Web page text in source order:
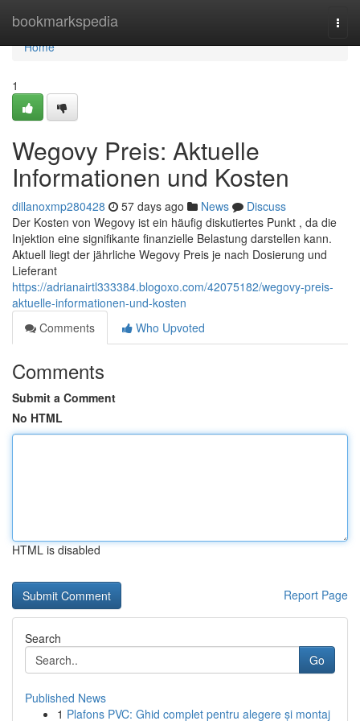
bookmarkspedia
Home
Home
1
Wegovy Preis: Aktuelle
Informationen und Kosten
dillanoxmp280428 57 days ago News
Discuss
Der Kosten von Wegovy ist ein häufig diskutiertes Punkt , da die
Injektion eine signifikante finanzielle Belastung darstellen kann.
Aktuell liegt der jährliche Wegovy Preis je nach Dosierung und
Lieferant
https://adrianairtl333384.blogoxo.com/42075182/wegovy-preis-
aktuelle-informationen-und-kosten
Comments
Who Upvoted
Comments
Submit a Comment
No HTML
HTML is disabled
Report Page
Search
Go
Published News
1 Plafons PVC: Ghid complet pentru alegere și montaj